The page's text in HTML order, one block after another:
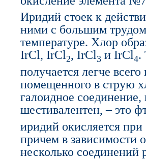
Иридий стоек к
ними с большим
температуре. Хлор
IrCl, IrCl2, IrCl3 и IrCl4.
получается легче
помещенного в струю
галоидное
шестивалентен, – это
иридий окисляется при
причем в зависимости
несколько соединений